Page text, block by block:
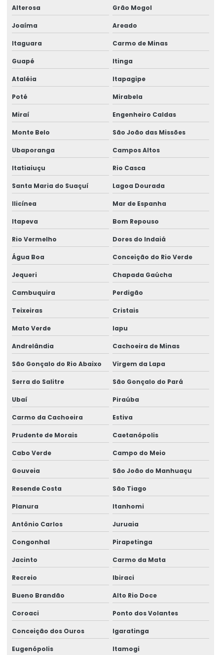
Venda de talha elétrica
Venda de talha elétrica de grau alimentício
Venda de talha elétrica para usina hidrelétrica
Alterosa Grão Mogol
Joaíma Areado
Itaguara Carmo de Minas
Guapé Itinga
Ataléia Itapagipe
Poté Mirabela
Miraí Engenheiro Caldas
Monte Belo São João das Missões
Ubaporanga Campos Altos
Itatiaiuçu Rio Casca
Santa Maria do Suaçuí Lagoa Dourada
Ilicínea Mar de Espanha
Itapeva Bom Repouso
Rio Vermelho Dores do Indaiá
Água Boa Conceição do Rio Verde
Jequeri Chapada Gaúcha
Cambuquira Perdigão
Teixeiras Cristais
Mato Verde Iapu
Andrelândia Cachoeira de Minas
São Gonçalo do Rio Abaixo Virgem da Lapa
Serra do Salitre São Gonçalo do Pará
Ubaí Piraúba
Carmo da Cachoeira Estiva
Prudente de Morais Caetanópolis
Cabo Verde Campo do Meio
Gouveia São João do Manhuaçu
Resende Costa São Tiago
Planura Itanhomi
Antônio Carlos Juruaia
Congonhal Pirapetinga
Jacinto Carmo da Mata
Recreio Ibiraci
Bueno Brandão Alto Rio Doce
Coroaci Ponto dos Volantes
Conceição dos Ouros Igaratinga
Eugenópolis Itamogi